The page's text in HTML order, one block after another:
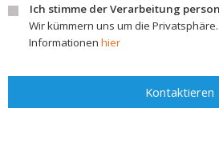
Ich stimme der Verarbeitung
Wir kümmern uns um die
Informationen hier
Kontaktieren